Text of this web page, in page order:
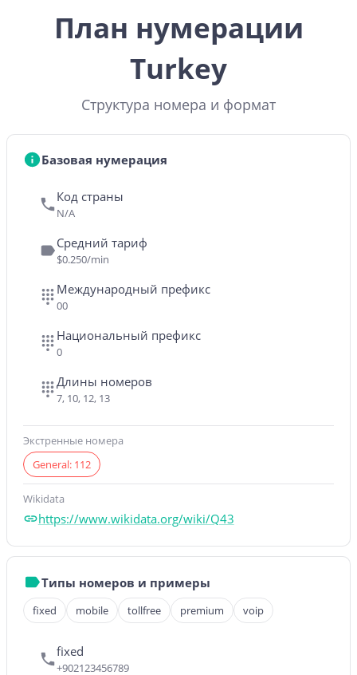
План нумерации
Turkey
Структура номера и формат
Базовая нумерация
Код страны
N/A
Средний тариф
$0.250/min
Международный префикс
00
Национальный префикс
0
Длины номеров
7, 10, 12, 13
Экстренные номера
General: 112
Wikidata
https://www.wikidata.org/wiki/Q43
Типы номеров и примеры
fixed mobile tollfree premium voip
fixed
+902123456789